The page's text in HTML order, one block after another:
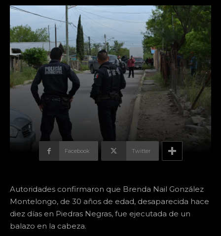
Facebook Twitter
Autoridades confirmaron que Brenda Nail González
Montelongo, de 30 años de edad, desaparecida hace
diez días en Piedras Negras, fue ejecutada de un
balazo en la cabeza.